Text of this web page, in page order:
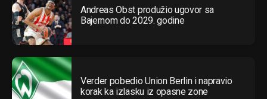
Andreas Obst produžio ugovor sa
Bajernom do 2029. godine
Verder pobedio Union Berlin i napravio
korak ka izlasku iz opasne zone